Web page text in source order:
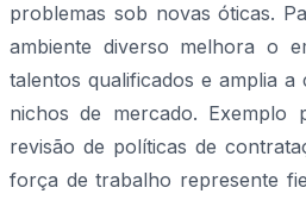
problemas sob novas óticas.
ambiente diverso melhora o
talentos qualificados e amplia
nichos de mercado. Exemplo
revisão de políticas de
força de trabalho represente